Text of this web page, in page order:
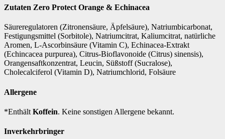
Zutaten Zero Protect Orange & Echinacea
Säureregulatoren (Zitronensäure, Äpfelsäure), Natriumbicarbonat,
Festigungsmittel (Sorbitole), Natriumcitrat, Kaliumcitrat, natürliche
Aromen, L-Ascorbinsäure (Vitamin C), Echinacea-Extrakt
(Echincacea purpurea), Citrus-Bioflavonoide (Citrus) sinensis),
Orangensaftkonzentrat, Leucin, Süßstoff (Sucralose),
Cholecalciferol (Vitamin D), Natriumchlorid, Folsäure
Allergene
*Enthält Koffein. Keine sonstigen Allergene bekannt.
Inverkehrbringer